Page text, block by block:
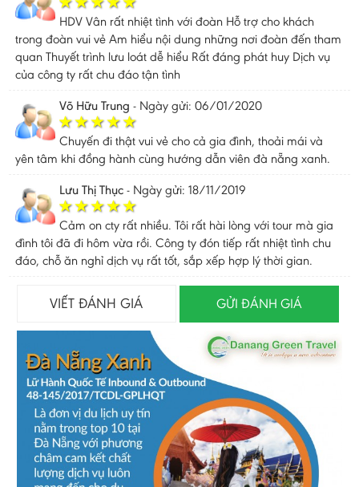
HDV Vân rất nhiệt tình với đoàn Hỗ trợ cho khách
trong đoàn vui vẻ Am hiểu nội dung những nơi đoàn đến tham
quan Thuyết trình lưu loát dễ hiểu Rất đáng phát huy Dịch vụ
của công ty rất chu đáo tận tình
Võ Hữu Trung - Ngày gửi: 06/01/2020
Chuyến đi thật vui vẻ cho cả gia đình, thoải mái và
yên tâm khi đồng hành cùng hướng dẫn viên đà nẵng xanh.
Lưu Thị Thục - Ngày gửi: 18/11/2019
Cảm on cty rất nhiều. Tôi rất hài lòng với tour mà gia
đình tôi đã đi hôm vừa rồi. Công ty đón tiếp rất nhiệt tình chu
đáo, chỗ ăn nghỉ dịch vụ rất tốt, sắp xếp hợp lý thời gian.
VIẾT ĐÁNH GIÁ GỬI ĐÁNH GIÁ